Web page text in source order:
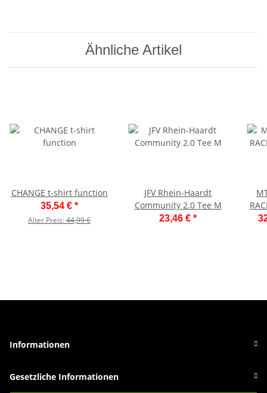
Ähnliche Artikel
CHANGE t-shirt function
35,54 € *
Alter Preis:44,99 €
JFV Rhein-Haardt
Community 2.0 Tee M
23,46 € *
Informationen
Gesetzliche Informationen